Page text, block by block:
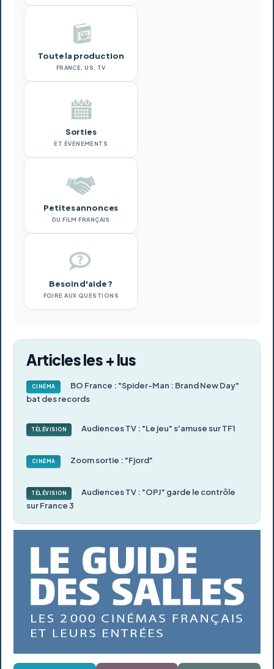
Toute la production
FRANCE, US, TV
Sorties
ET ÉVÉNEMENTS
Petites annonces
DU FILM FRANÇAIS
Besoin d'aide ?
FOIRE AUX QUESTIONS
Articles les + lus
CINÉMA
BO France : "Spider-Man : Brand New Day"
bat des records
TÉLÉVISION Audiences TV : "Le jeu" s'amuse sur TF1
CINÉMA Zoom sortie : "Fjord"
TÉLÉVISION
Audiences TV : "OPJ" garde le contrôle
sur France 3